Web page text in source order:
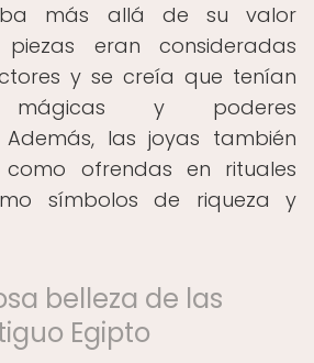
iba más allá de su valor
piezas eran consideradas
y se creía que tenían
mágicas y poderes
Además, las joyas también
ofrendas en rituales
símbolos de riqueza y
belleza de las
Egipto